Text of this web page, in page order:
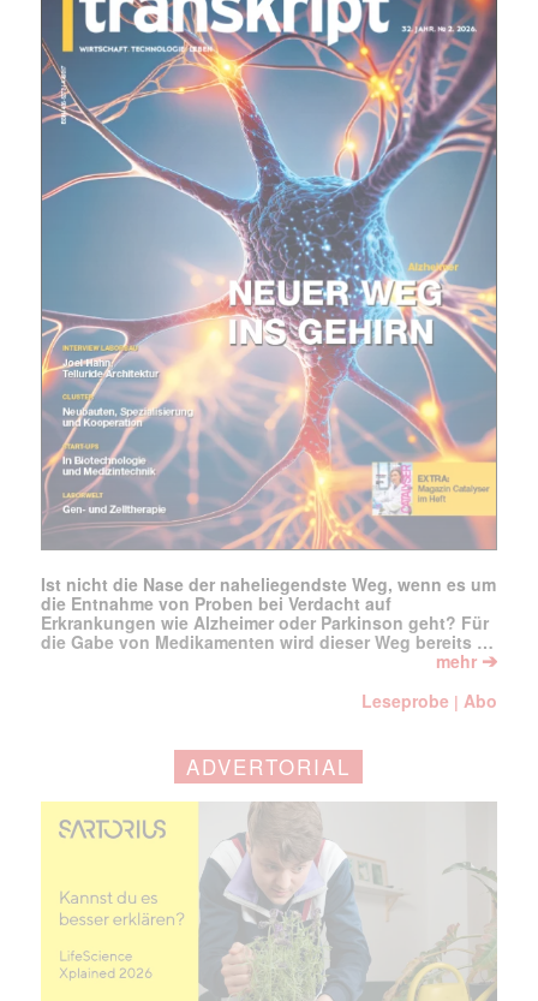
Mit dem |transkript-Newsletter
jede Woche aktuell informiert.
E-
Mail
(erforderlich)
Ist nicht die Nase der naheliegendste Weg, wenn es um
die Entnahme von Proben bei Verdacht auf
Erkrankungen wie Alzheimer oder Parkinson geht? Für
die Gabe von Medikamenten wird dieser Weg bereits …
mehr ➔
Leseprobe |Abo
ADVERTORIAL